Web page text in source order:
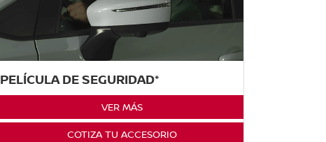
PELÍCULA DE SEGURIDAD*
VER MÁS
COTIZA TU ACCESORIO